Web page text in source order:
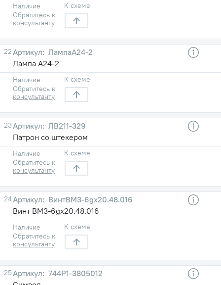
Наличие
Обратитесь к
консультанту
К схеме
22
ЛампаА24-2
Лампа А24-2
Наличие
Обратитесь к
консультанту
К схеме
23
ЛВ211-329
Патрон со штекером
Наличие
Обратитесь к
консультанту
К схеме
24
ВинтВМ3-6gx20.48.016
Винт ВМ3-6gx20.48.016
Наличие
Обратитесь к
консультанту
К схеме
25
744Р1-3805012